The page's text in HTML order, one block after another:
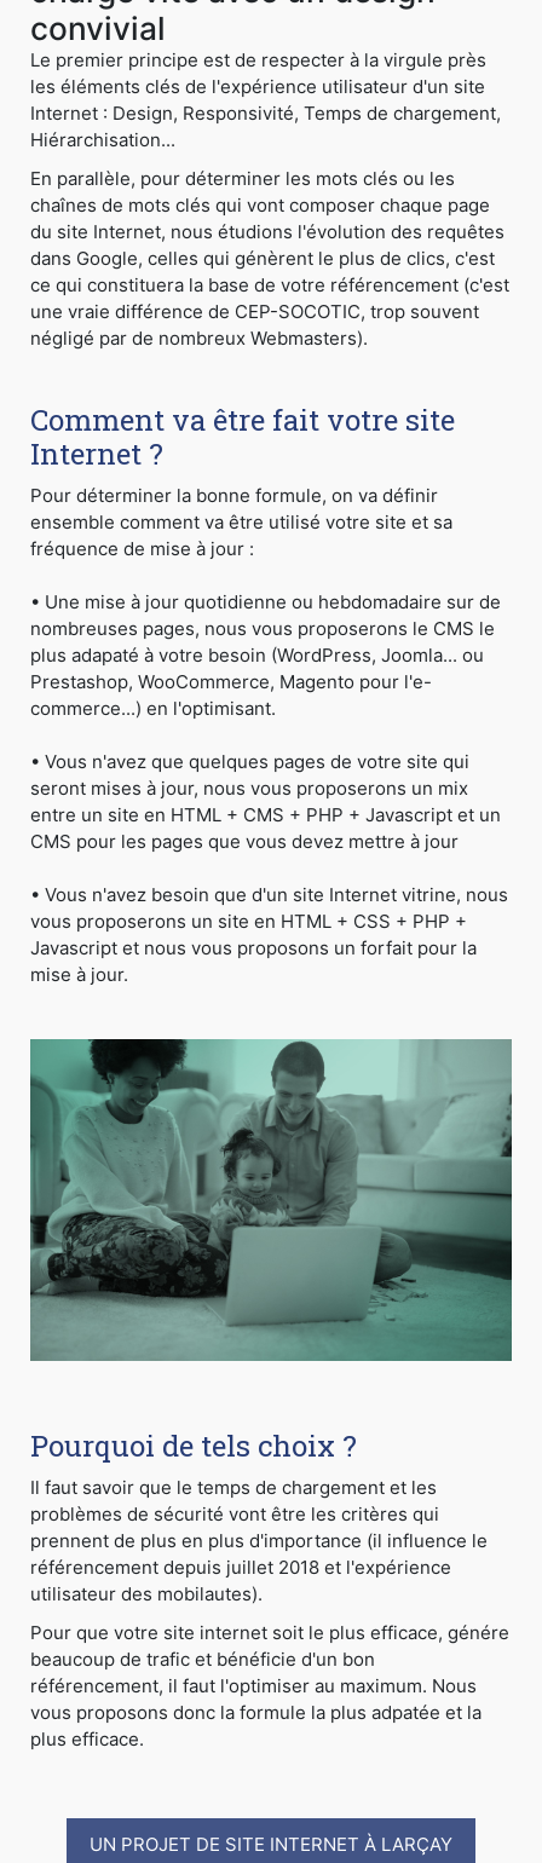
convivial
Le premier principe est de respecter à la virgule près
les éléments clés de l'expérience utilisateur d'un site
Internet : Design, Responsivité, Temps de chargement,
Hiérarchisation...
En parallèle, pour déterminer les mots clés ou les
chaînes de mots clés qui vont composer chaque page
du site Internet, nous étudions l'évolution des requêtes
dans Google, celles qui génèrent le plus de clics, c'est
ce qui constituera la base de votre référencement (c'est
une vraie différence de CEP-SOCOTIC, trop souvent
négligé par de nombreux Webmasters).
Comment va être fait votre site
Internet ?
Pour déterminer la bonne formule, on va définir
ensemble comment va être utilisé votre site et sa
fréquence de mise à jour :
• Une mise à jour quotidienne ou hebdomadaire sur de
nombreuses pages, nous vous proposerons le CMS le
plus adapaté à votre besoin (WordPress, Joomla... ou
Prestashop, WooCommerce, Magento pour l'e-
commerce...) en l'optimisant.
• Vous n'avez que quelques pages de votre site qui
seront mises à jour, nous vous proposerons un mix
entre un site en HTML + CMS + PHP + Javascript et un
CMS pour les pages que vous devez mettre à jour
• Vous n'avez besoin que d'un site Internet vitrine, nous
vous proposerons un site en HTML + CSS + PHP +
Javascript et nous vous proposons un forfait pour la
mise à jour.
Pourquoi de tels choix ?
Il faut savoir que le temps de chargement et les
problèmes de sécurité vont être les critères qui
prennent de plus en plus d'importance (il influence le
référencement depuis juillet 2018 et l'expérience
utilisateur des mobilautes).
Pour que votre site internet soit le plus efficace, génére
beaucoup de trafic et bénéficie d'un bon
référencement, il faut l'optimiser au maximum. Nous
vous proposons donc la formule la plus adpatée et la
plus efficace.
UN PROJET DE SITE INTERNET À LARÇAY